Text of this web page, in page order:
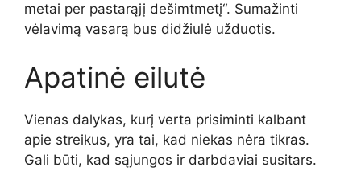
metai per pastarąjį dešimtmetį“. Sumažinti
vėlavimą vasarą bus didžiulė užduotis.
Apatinė eilutė
Vienas dalykas, kurį verta prisiminti kalbant
apie streikus, yra tai, kad niekas nėra tikras.
Gali būti, kad sąjungos ir darbdaviai susitars.